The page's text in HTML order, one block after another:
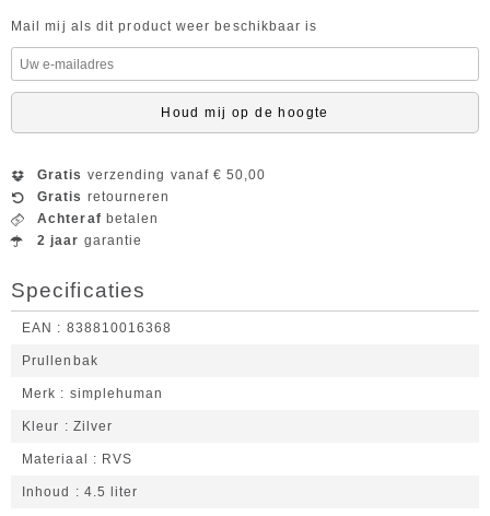
Mail mij als dit product weer beschikbaar is
Houd mij op de hoogte
Gratis verzending vanaf € 50,00
Gratis retourneren
Achteraf betalen
2 jaar garantie
Specificaties
EAN 838810016368
Prullenbak
Merk simplehuman
Kleur Zilver
Materiaal RVS
Inhoud 4.5 liter